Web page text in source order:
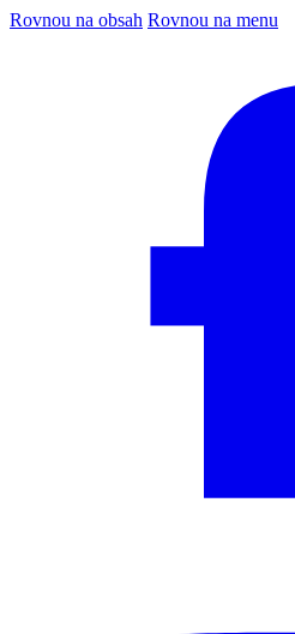
Rovnou na obsah Rovnou na menu